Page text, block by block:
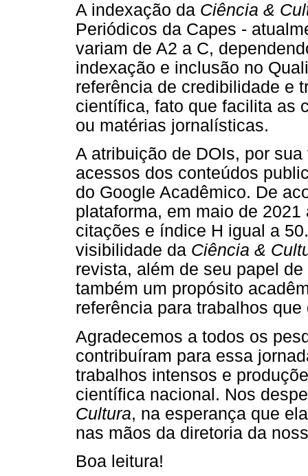
A indexação da Ciência &
Periódicos da Capes -
variam de A2 a C,
indexação e inclusão no
referência de credibilidade e
científica, fato que facilita as
ou matérias jornalísticas.
A atribuição de DOIs, por
acessos dos conteúdos
do Google Acadêmico. De
plataforma, em maio de
citações e índice H igual a
visibilidade da Ciência &
revista, além de seu papel
também um propósito
referência para trabalhos
Agradecemos a todos os
contribuíram para essa
trabalhos intensos e
científica nacional. Nos
Cultura, na esperança que
nas mãos da diretoria da
Boa leitura!